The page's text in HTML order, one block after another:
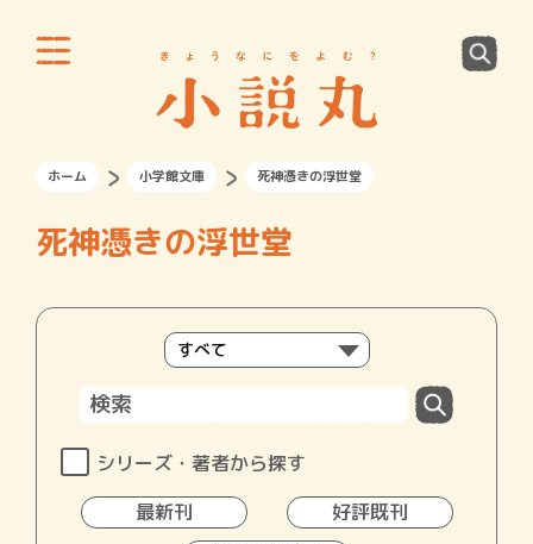
ホーム 小学館文庫 死神憑きの浮世堂
死神憑きの浮世堂
シリーズ・著者から探す
最新刊
好評既刊